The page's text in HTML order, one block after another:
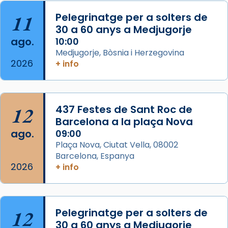
partir de l’Edat Mitjana sorgeix la tradició
que les santes Juliana (“relatiu a Júlia”) i
Semproniana (“relatiu a Semprònia =
eterna”) són deixebles seves. I l’any 1667, el
frare Joan Gaspar Roig, afirma en una obra
que les santes són filles de l’antiga Iluro.
Mataró en reivindicarà les relíq
Foto
View on Facebook · Share
11
ago.
2026
Pelegrinatge per a solters de
30 a 60 anys a Medjugorje
10:00
Medjugorje, Bòsnia i Herzegovina
+ info
12
ago.
2026
437 Festes de Sant Roc de
Barcelona a la plaça Nova
09:00
Plaça Nova, Ciutat Vella, 08002
Barcelona, Espanya
+ info
12
Pelegrinatge per a solters de
30 a 60 anys a Medjugorje